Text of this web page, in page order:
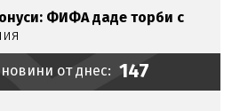
ФИФА даде торби с
от днес: 147